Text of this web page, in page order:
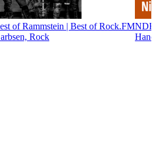
of Rammstein | Best of Rock.FM
Rock
NDR